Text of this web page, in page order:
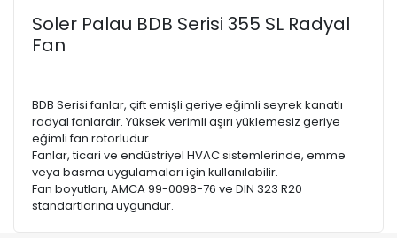
Soler Palau BDB Serisi 355 SL Radyal
Fan
BDB Serisi fanlar, çift emişli geriye eğimli seyrek kanatlı
radyal fanlardır. Yüksek verimli aşırı yüklemesiz geriye
eğimli fan rotorludur.
Fanlar, ticari ve endüstriyel HVAC sistemlerinde, emme
veya basma uygulamaları için kullanılabilir.
Fan boyutları, AMCA 99-0098-76 ve DIN 323 R20
standartlarına uygundur.